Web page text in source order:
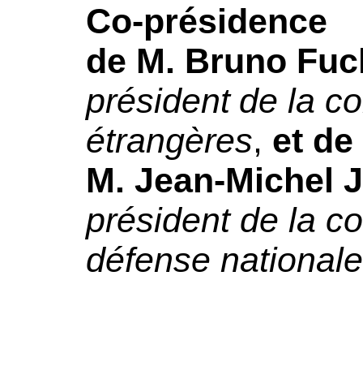
Co-présidence
de M. Bruno
président de la
étrangères, et de
M. Jean-Michel
président de la
défense